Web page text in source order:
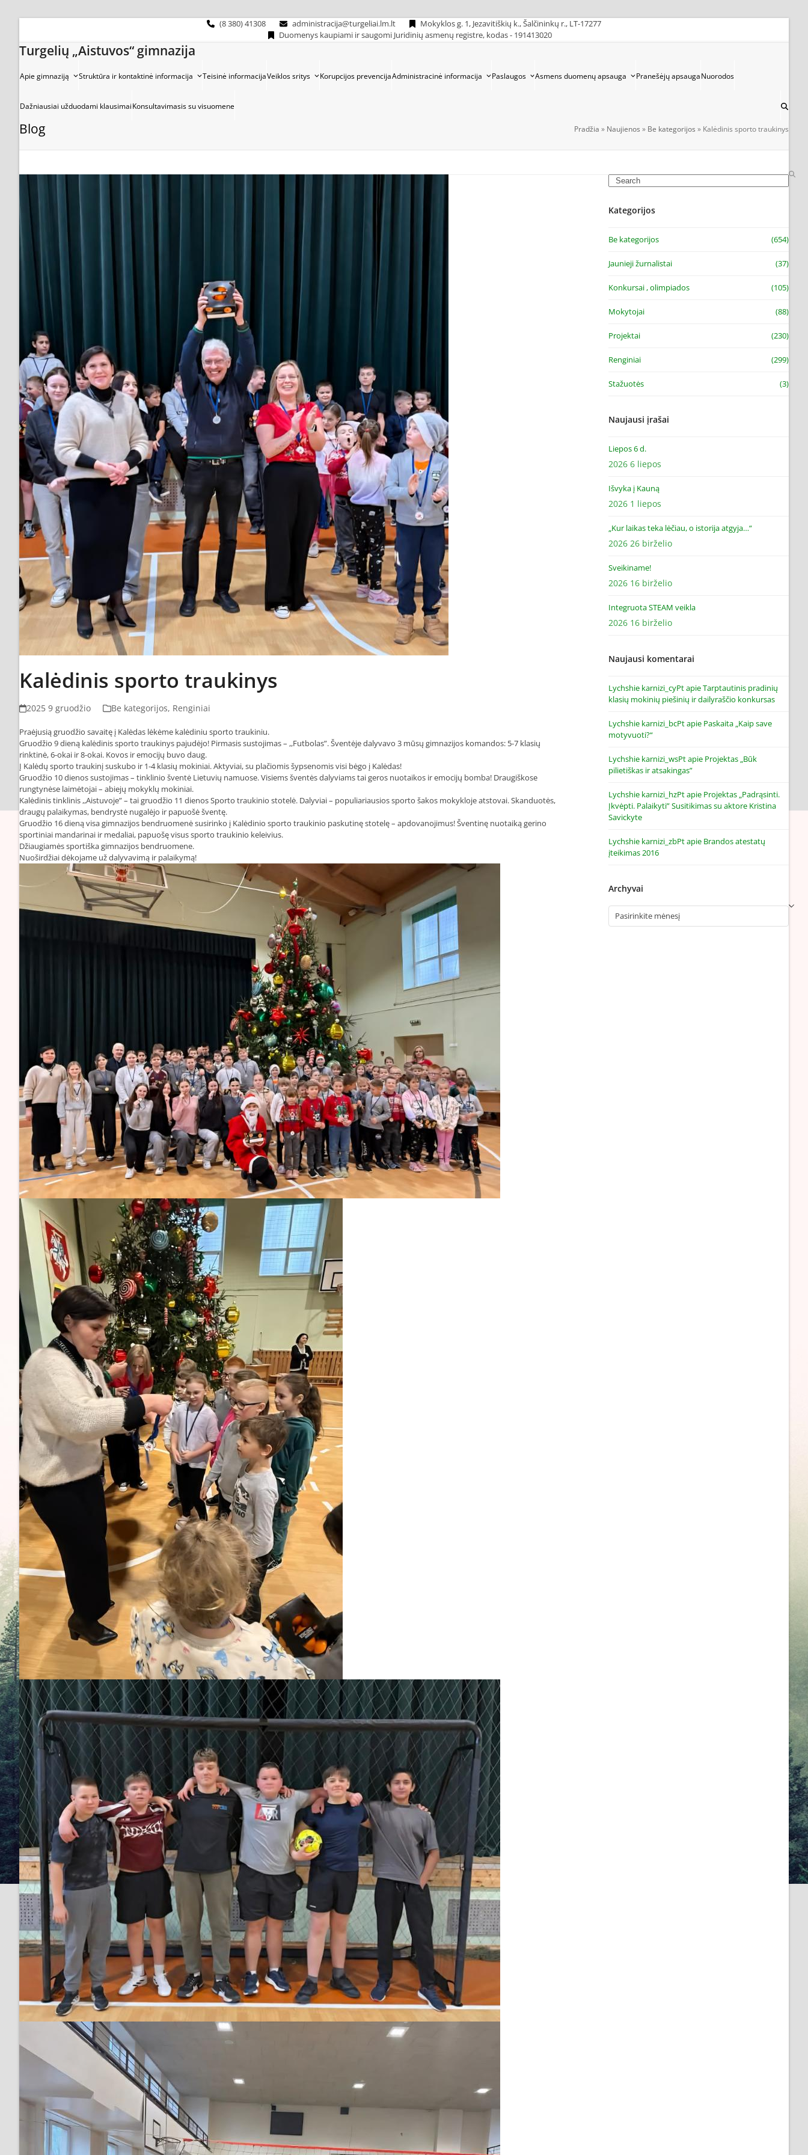
(8 380) 41308 administracija@turgeliai.lm.lt
Mokyklos g. 1, Jezavitiškių k., Šalčininkų r., LT-17277
Duomenys kaupiami ir saugomi Juridinių asmenų registre, kodas - 191413020
Turgelių „Aistuvos“ gimnazija
Apie gimnaziją Struktūra ir kontaktinė informacija Teisinė informacijaVeiklos sritys Korupcijos prevencijaAdministracinė informacija Paslaugos Asmens duomenų apsauga Pranešėjų apsaugaNuorodos
Dažniausiai užduodami klausimaiKonsultavimasis su visuomene
Blog Pradžia » Naujienos » Be kategorijos » Kalėdinis sporto traukinys
Kalėdinis sporto traukinys
2025 9 gruodžio Be kategorijos, Renginiai
Praėjusią gruodžio savaitę į Kalėdas lėkėme kalėdiniu sporto traukiniu.
Gruodžio 9 dieną kalėdinis sporto traukinys pajudėjo! Pirmasis sustojimas – ,,Futbolas”. Šventėje dalyvavo 3 mūsų gimnazijos komandos: 5-7 klasių
rinktinė, 6-okai ir 8-okai. Kovos ir emocijų buvo daug.
Į Kalėdų sporto traukinį suskubo ir 1-4 klasių mokiniai. Aktyviai, su plačiomis šypsenomis visi bėgo į Kalėdas!
Gruodžio 10 dienos sustojimas – tinklinio šventė Lietuvių namuose. Visiems šventės dalyviams tai geros nuotaikos ir emocijų bomba! Draugiškose
rungtynėse laimėtojai – abiejų mokyklų mokiniai.
Kalėdinis tinklinis ,,Aistuvoje” – tai gruodžio 11 dienos Sporto traukinio stotelė. Dalyviai – populiariausios sporto šakos mokykloje atstovai. Skanduotės,
draugų palaikymas, bendrystė nugalėjo ir papuošė šventę.
Gruodžio 16 dieną visa gimnazijos bendruomenė susirinko į Kalėdinio sporto traukinio paskutinę stotelę – apdovanojimus! Šventinę nuotaiką gerino
sportiniai mandarinai ir medaliai, papuošę visus sporto traukinio keleivius.
Džiaugiamės sportiška gimnazijos bendruomene.
Nuoširdžiai dėkojame už dalyvavimą ir palaikymą!
Search
Kategorijos
Be kategorijos (654)
Jaunieji žurnalistai (37)
Konkursai , olimpiados (105)
Mokytojai (88)
Projektai (230)
Renginiai (299)
Stažuotės (3)
Naujausi įrašai
Liepos 6 d.
2026 6 liepos
Išvyka į Kauną
2026 1 liepos
„Kur laikas teka lėčiau, o istorija atgyja…“
2026 26 birželio
Sveikiname!
2026 16 birželio
Integruota STEAM veikla
2026 16 birželio
Naujausi komentarai
Lychshie karnizi_cyPtapieTarptautinis pradinių
klasių mokinių piešinių ir dailyraščio konkursas
Lychshie karnizi_bcPtapie Paskaita „Kaip save
motyvuoti?“
Lychshie karnizi_wsPtapie Projektas „Būk
pilietiškas ir atsakingas”
Lychshie karnizi_hzPtapie Projektas „Padrąsinti.
Įkvėpti. Palaikyti” Susitikimas su aktore Kristina
Savickyte
Lychshie karnizi_zbPtapie Brandos atestatų
įteikimas 2016
Archyvai
Archyvai